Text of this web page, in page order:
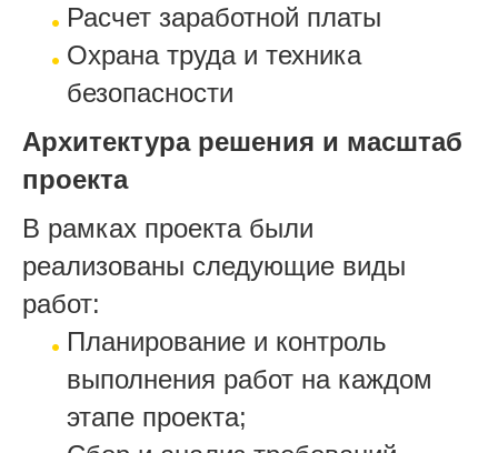
Расчет заработной платы
Охрана труда и техника
безопасности
Архитектура решения и масштаб
проекта
В рамках проекта были
реализованы следующие виды
работ:
Планирование и контроль
выполнения работ на каждом
этапе проекта;